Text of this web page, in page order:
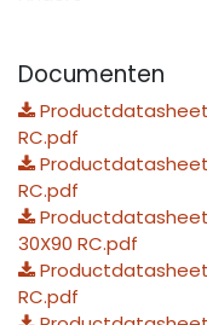
Documenten
Productdatasheet
RC.pdf
Productdatasheet
RC.pdf
Productdatasheet
30X90 RC.pdf
Productdatasheet
RC.pdf